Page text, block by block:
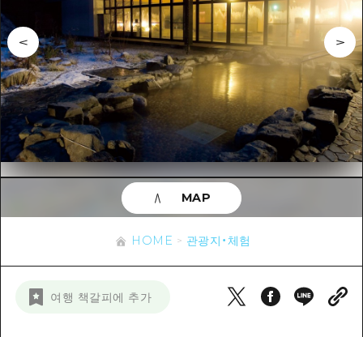
추천
아트
이벤트/축제
음식/술
사이클링
쇼핑
스포츠
나이트 라이프
목록
Dive! Hiroshima 공식 가이드
Hiroshima Moshimo Travel
히로시마시 주변
아키(安芸)
빈고(備後)
미야지마(宮島) 주변
관광지・체험
목록
히로시마시 주변
아키(安芸)
빈고(備後)
비북(備北)
게이호쿠(芸北)
야마구치(山口)현 동부
계절 정보
이벤트
유용한 정보
목록
접근
뉴스
HOME 관광지・체험
여행 책갈피에 추가
MAP